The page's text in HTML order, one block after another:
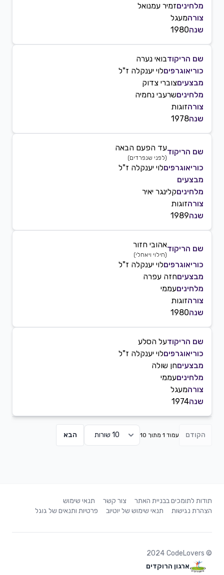
מלחיניםזמיר עמנואל
צורהמעגל
שנה1980
שם הריקודבואי נערה
כוריאוגרפיםלוי יענקלה ז"ל
מבצעיםצוברי צדוק
מלחיניםשרעבי נחמיה
צורהזוגות
שנה1978
שם הריקודעד הפעם הבאה
(לפני שנפרדים)
כוריאוגרפיםלוי יענקלה ז"ל
מבצעים
מלחיניםקלינגר יאיר
צורהזוגות
שנה1989
שם הריקודאהובי חזור
(חילוי ויאחלי)
כוריאוגרפיםלוי יענקלה ז"ל
מבצעיםחזה עפרה
מלחיניםעממי
צורהזוגות
שנה1980
שם הריקודעל הסלע
כוריאוגרפיםלוי יענקלה ז"ל
מבצעיםחן שולה
מלחיניםעממי
צורהמעגל
שנה1974
הקודם עמוד 1 מתוך 10 הבא
תודות לתומכים בבניית האתר צור קשר
תנאי שימוש
הצהרת נגישות
תנאי שימוש של יוטיוב פרטיות ותנאים של גוגל
©
2024 CodeLovers
ארגון הרוקדים